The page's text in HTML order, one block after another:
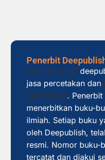
Penerbit
Penerbit buku
jasa percetakan dan
pendidikan.
menerbitkan buku-
ilmiah. Setiap buku
oleh Deepublish,
resmi. Nomor buku-
tercatat dan diakui